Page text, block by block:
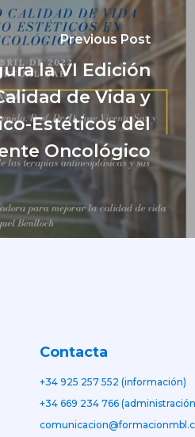
Previous Post
la VI Edición
de Vida y
Estéticos del
Oncológico
Contacta
+34 925 257 552 (información)
+34 669 234 766